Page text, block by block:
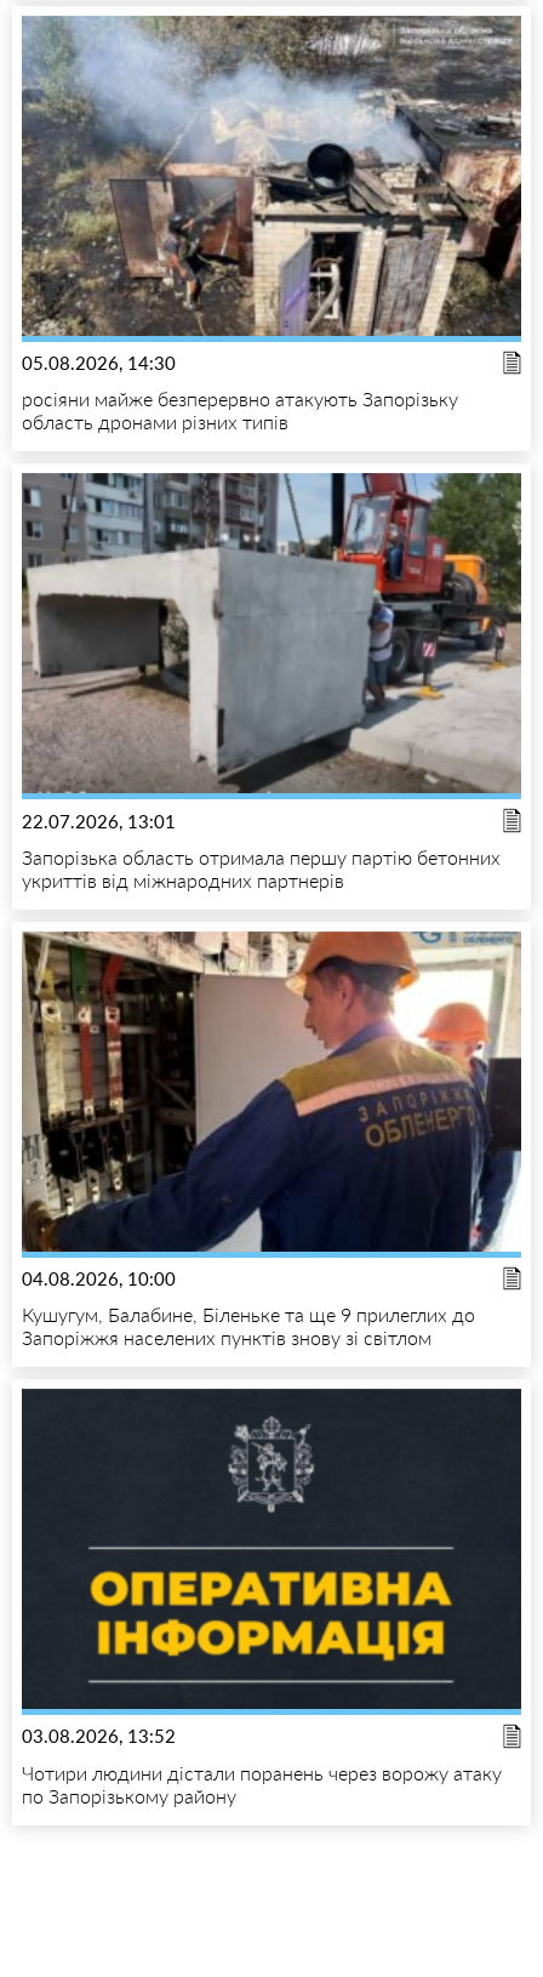
05.08.2026, 14:30
росіяни майже безперервно атакують Запорізьку
область дронами різних типів
22.07.2026, 13:01
Запорізька область отримала першу партію бетонних
укриттів від міжнародних партнерів
04.08.2026, 10:00
Кушугум, Балабине, Біленьке та ще 9 прилеглих до
Запоріжжя населених пунктів знову зі світлом
03.08.2026, 13:52
Чотири людини дістали поранень через ворожу атаку
по Запорізькому району